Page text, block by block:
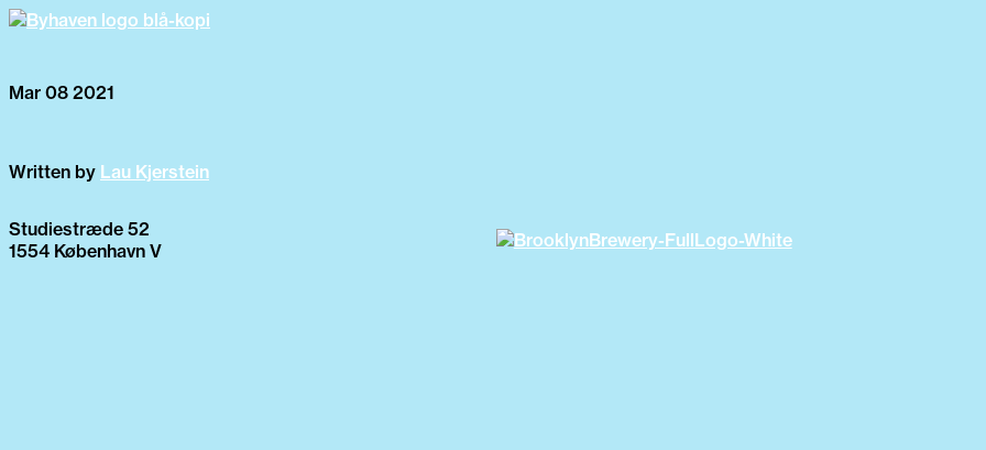
Mar 08 2021
Written by Lau Kjerstein
Studiestræde 52
1554 København V